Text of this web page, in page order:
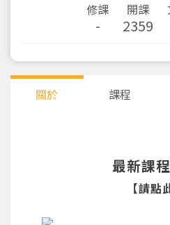
修課
-
開課
2359
關於 課程
最新課
【請點